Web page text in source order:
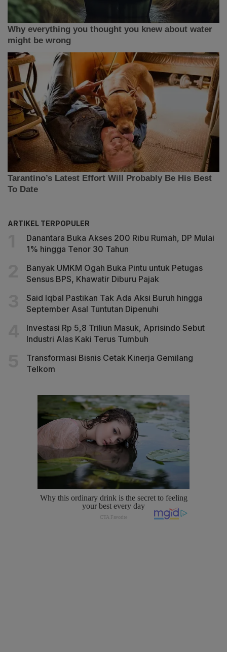
ARTIKEL TERPOPULER
Danantara Buka Akses 200 Ribu Rumah, DP Mulai
1% hingga Tenor 30 Tahun
Banyak UMKM Ogah Buka Pintu untuk Petugas
Sensus BPS, Khawatir Diburu Pajak
Said Iqbal Pastikan Tak Ada Aksi Buruh hingga
September Asal Tuntutan Dipenuhi
Investasi Rp 5,8 Triliun Masuk, Aprisindo Sebut
Industri Alas Kaki Terus Tumbuh
Transformasi Bisnis Cetak Kinerja Gemilang
Telkom